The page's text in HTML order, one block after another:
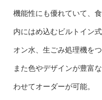
機能性にも優れていて、
内にはめ込むビルトイン
オン水、生ごみ処理機を
また色やデザインが豊富
わせてオーダーが可能。